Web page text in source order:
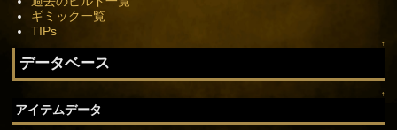
ギミック一覧
TIPs
↑
データベース
↑
アイテムデータ